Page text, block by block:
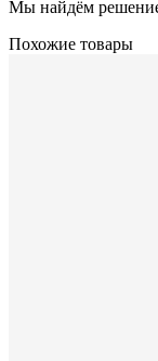
Мы найдём
Похожие товары